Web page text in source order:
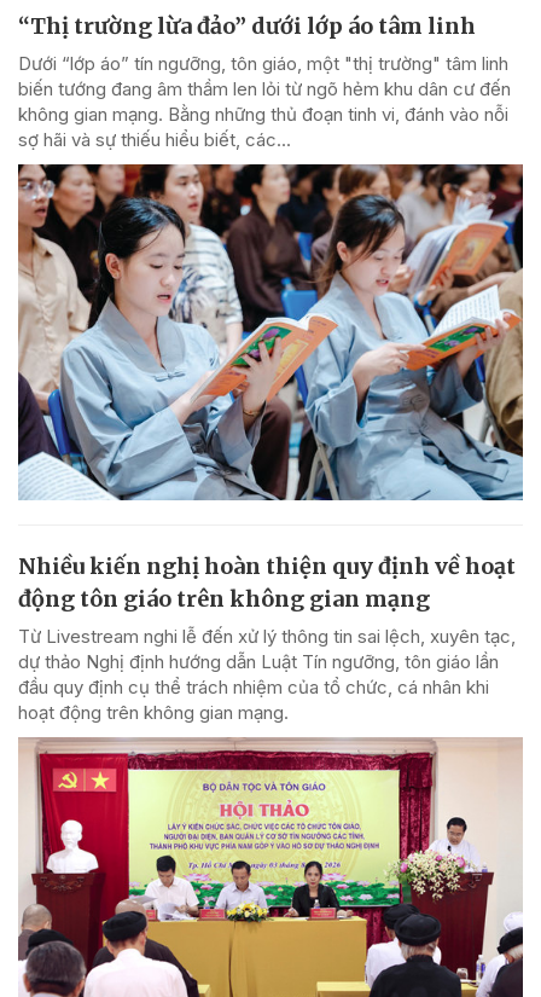
“Thị trường lừa đảo” dưới lớp áo tâm linh
Dưới “lớp áo” tín ngưỡng, tôn giáo, một "thị trường" tâm linh
biến tướng đang âm thầm len lỏi từ ngõ hẻm khu dân cư đến
không gian mạng. Bằng những thủ đoạn tinh vi, đánh vào nỗi
sợ hãi và sự thiếu hiểu biết, các...
Nhiều kiến nghị hoàn thiện quy định về hoạt
động tôn giáo trên không gian mạng
Từ Livestream nghi lễ đến xử lý thông tin sai lệch, xuyên tạc,
dự thảo Nghị định hướng dẫn Luật Tín ngưỡng, tôn giáo lần
đầu quy định cụ thể trách nhiệm của tổ chức, cá nhân khi
hoạt động trên không gian mạng.